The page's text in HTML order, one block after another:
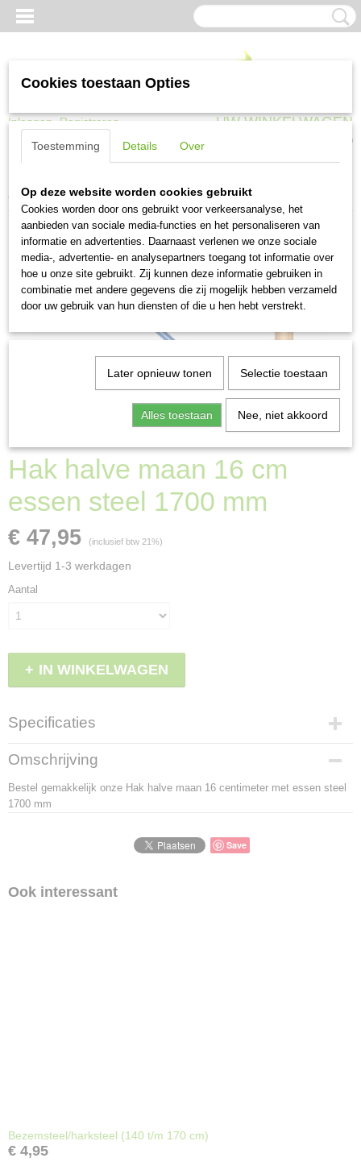
Inloggen Registreren UW WINKELWAGEN
(0)
cm essen steel 1700 mm
Hak halve maan 16 cm
essen steel 1700 mm
€ 47,95 (inclusief btw 21%)
Levertijd 1-3 werkdagen
Aantal
IN WINKELWAGEN
Specificaties
Productcode
LBS - DW3516S
EAN code
8714936935160
Omschrijving
Bestel gemakkelijk onze Hak halve maan 16 centimeter met essen steel
1700 mm
Save
Ook interessant
Bezemsteel/harksteel (140 t/m 170 cm)
€ 4,95
Cookies toestaan Opties
Toestemming Details Over
Op deze website worden cookies gebruikt
Cookies worden door ons gebruikt voor verkeersanalyse, het
aanbieden van sociale media-functies en het personaliseren van
informatie en advertenties. Daarnaast verlenen we onze sociale
media-, advertentie- en analysepartners toegang tot informatie over
hoe u onze site gebruikt. Zij kunnen deze informatie gebruiken in
combinatie met andere gegevens die zij mogelijk hebben verzameld
door uw gebruik van hun diensten of die u hen hebt verstrekt.
Later opnieuw tonen Selectie toestaan
Alles toestaan Nee, niet akkoord